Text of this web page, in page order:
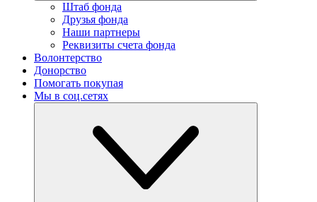
Штаб фонда
Друзья фонда
Наши партнеры
Реквизиты счета фонда
Волонтерство
Донорство
Помогать покупая
Мы в соц.сетях